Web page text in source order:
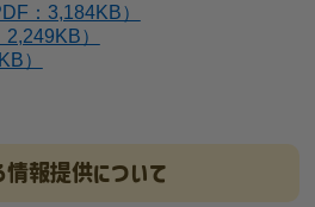
：3,184KB）
）
）
情報提供について